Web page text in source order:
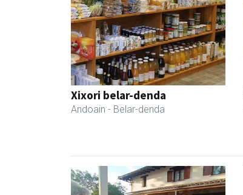
Xixori belar-denda
Andoain - Belar-denda